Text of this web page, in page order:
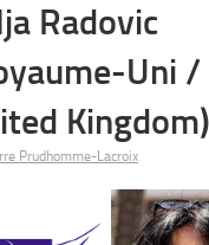
Radovic
Uni /
Kingdom)
Prudhomme-Lacroix